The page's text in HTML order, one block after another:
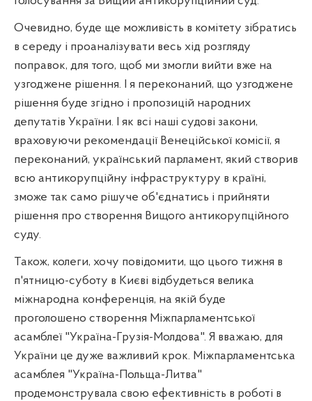
Очевидно, буде ще можливість в комітету зібратись
в середу і проаналізувати весь хід розгляду
поправок, для того, щоб ми змогли вийти вже на
узгоджене рішення. І я переконаний, що узгоджене
рішення буде згідно і пропозицій народних
депутатів України. І як всі наші судові закони,
враховуючи рекомендації Венеційської комісії, я
переконаний, український парламент, який створив
всю антикорупційну інфраструктуру в країні,
зможе так само рішуче об'єднатись і прийняти
рішення про створення Вищого антикорупційного
суду.
Також, колеги, хочу повідомити, що цього тижня в
п'ятницю-суботу в Києві відбудеться велика
міжнародна конференція, на якій буде
проголошено створення Міжпарламентської
асамблеї "Україна-Грузія-Молдова". Я вважаю, для
України це дуже важливий крок. Міжпарламентська
асамблея "Україна-Польща-Литва"
продемонструвала свою ефективність в роботі в